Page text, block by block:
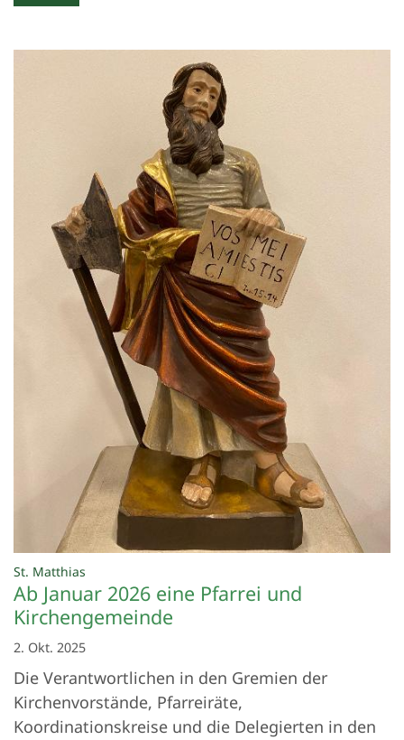
St. Matthias
Ab Januar 2026 eine Pfarrei und
Kirchengemeinde
2. Okt. 2025
Die Verantwortlichen in den Gremien der
Kirchenvorstände, Pfarreiräte,
Koordinationskreise und die Delegierten in den